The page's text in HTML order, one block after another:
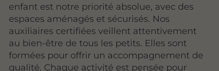
enfant est notre priorité absolue, avec des
espaces aménagés et sécurisés. Nos
auxiliaires certifiées veillent attentivement
au bien-être de tous les petits. Elles sont
formées pour offrir un accompagnement de
qualité. Chaque activité est pensée pour